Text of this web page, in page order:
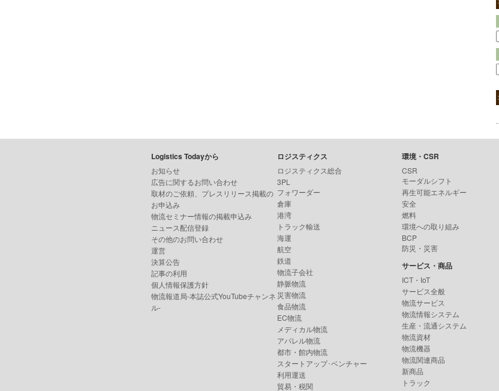
Logistics Todayから
お知らせ
広告に関するお問い合わせ
取材のご依頼、プレスリリース掲載の
お申込み
物流セミナー情報の掲載申込み
ニュース配信登録
その他のお問い合わせ
運営
決算公告
記事の利用
個人情報保護方針
物流報道局-本誌公式YouTubeチャンネ
ル-
ロジスティクス
ロジスティクス総合
3PL
フォワーダー
倉庫
港湾
トラック輸送
海運
航空
鉄道
物流子会社
静脈物流
災害物流
食品物流
EC物流
メディカル物流
アパレル物流
都市・館内物流
スタートアップ･ベンチャー
利用運送
貿易・税関
環境・CSR
CSR
モーダルシフト
再生可能エネルギー
安全
燃料
環境への取り組み
BCP
防災・災害
サービス・商品
ICT・IoT
サービス全般
物流サービス
物流情報システム
生産・流通システム
物流資材
物流機器
物流関連商品
新商品
トラック